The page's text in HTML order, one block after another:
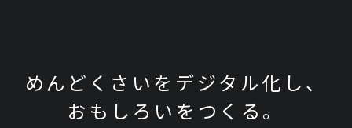
めんどくさいをデジタル化し、
おもしろいをつくる。